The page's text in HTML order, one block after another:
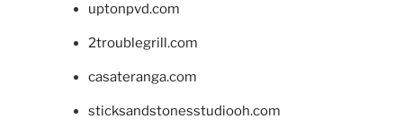
uptonpvd.com
2troublegrill.com
casateranga.com
sticksandstonesstudiooh.com